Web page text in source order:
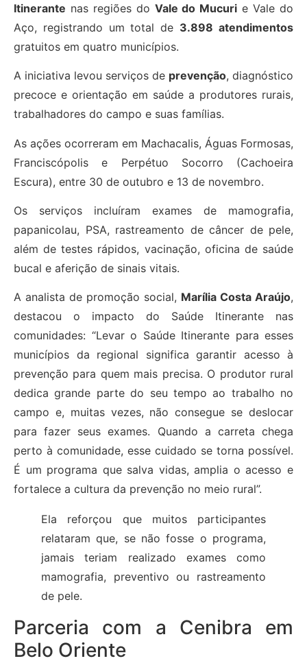
Itinerante nas regiões do Vale do Mucuri e Vale do
Aço, registrando um total de 3.898 atendimentos
gratuitos em quatro municípios.
A iniciativa levou serviços de prevenção, diagnóstico
precoce e orientação em saúde a produtores rurais,
trabalhadores do campo e suas famílias.
As ações ocorreram em Machacalis, Águas Formosas,
Franciscópolis e Perpétuo Socorro (Cachoeira
Escura), entre 30 de outubro e 13 de novembro.
Os serviços incluíram exames de mamografia,
papanicolau, PSA, rastreamento de câncer de pele,
além de testes rápidos, vacinação, oficina de saúde
bucal e aferição de sinais vitais.
A analista de promoção social, Marília Costa Araújo,
destacou o impacto do Saúde Itinerante nas
comunidades: “Levar o Saúde Itinerante para esses
municípios da regional significa garantir acesso à
prevenção para quem mais precisa. O produtor rural
dedica grande parte do seu tempo ao trabalho no
campo e, muitas vezes, não consegue se deslocar
para fazer seus exames. Quando a carreta chega
perto à comunidade, esse cuidado se torna possível.
É um programa que salva vidas, amplia o acesso e
fortalece a cultura da prevenção no meio rural”.
Ela reforçou que muitos participantes
relataram que, se não fosse o programa,
jamais teriam realizado exames como
mamografia, preventivo ou rastreamento
de pele.
Parceria com a Cenibra em
Belo Oriente